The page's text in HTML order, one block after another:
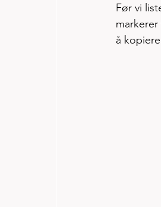
Før vi
å